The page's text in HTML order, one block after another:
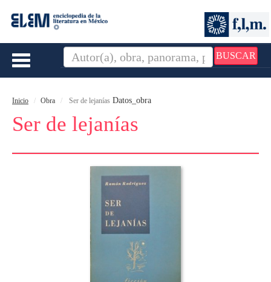
BUSCAR
Toggle
Inicio Obra Ser de lejanías Datos_obra
Ser de lejanías